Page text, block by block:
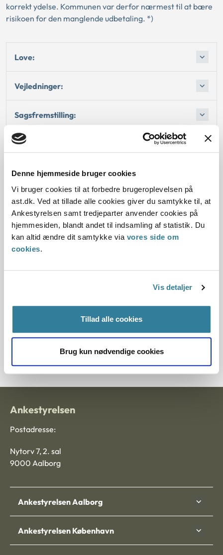
Denne hjemmeside bruger cookies
Vi bruger cookies til at forbedre brugeroplevelsen på
ast.dk. Ved at tillade alle cookies giver du samtykke til, at
Ankestyrelsen samt tredjeparter anvender cookies på
hjemmesiden, blandt andet til indsamling af statistik. Du
kan altid ændre dit samtykke via vores side om
cookies.
Vis detaljer
Tillad alle cookies
Brug kun nødvendige cookies
korrekt ydelse. Kommunen var derfor nærmest til at bære
risikoen for den manglende udbetaling. *)
Love:
Vejledninger:
Sagsfremstilling:
Afgørelse:
Dato for underskrift
15.12.1996
Offentliggørelsesdato
§ 48 § 26 § 1 § 4a
Ankestyrelsen
Postadresse:
Nytorv 7, 2. sal
9000 Aalborg
Ankestyrelsen Aalborg
Ankestyrelsen København